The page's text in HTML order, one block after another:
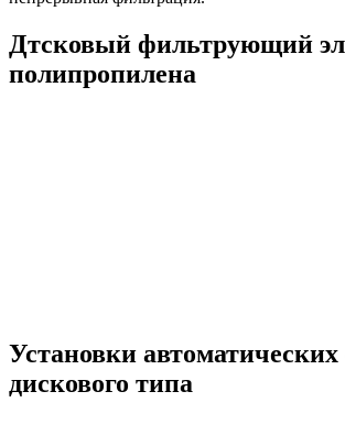
Дтсковый фильтрующий
полипропилена
Установки
дискового типа